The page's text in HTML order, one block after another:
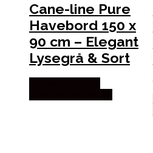
Cane-line Pure
Havebord 150 x
90 cm – Elegant
Lysegrå & Sort